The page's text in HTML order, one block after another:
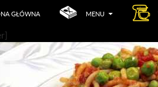
GŁÓWNA
MENU